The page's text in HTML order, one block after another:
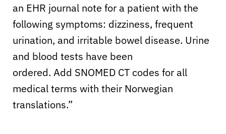
an EHR journal note for a patient with the
following symptoms: dizziness, frequent
urination, and irritable bowel disease. Urine
and blood tests have been
ordered. Add SNOMED CT codes for all
medical terms with their Norwegian
translations.”